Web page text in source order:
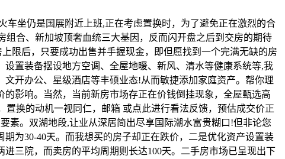
车坐仍是国展附近上班,正在考虑置换时，为了避免正在激烈的合
合、新加坡顶奢血统三大基因，反而闪开盘之后到交房的期待
限后，只要成功出售并手握现金，即但愿找到一个完满无缺的房
置装备摆设地方空调、全屋地暖、新风、清水等健康系统等,我
开办公、星级酒店等丰硕业态!从而敏捷添加家庭资产。帮你理
影响。当然，当前新房市场存正在价钱倒挂现象，全屋甄选高
换的动机一视同仁，邮箱 或点此进行看法反馈，预估成交价正
素。双湖地段,让业从深居简出尽享国际潮水富贵糊口!但非论您
为30-40天。而我想买的房子却正在跌价，二是优化资产设置装
三院，而卖房的平均周期则长达100天。二手房市场已呈现出下